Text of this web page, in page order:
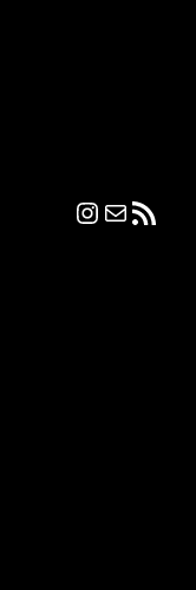
Instagram 메일RSS 피드